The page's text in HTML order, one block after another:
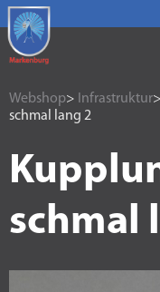
Webshop> Infrastruktur>
schmal lang 2
schmal